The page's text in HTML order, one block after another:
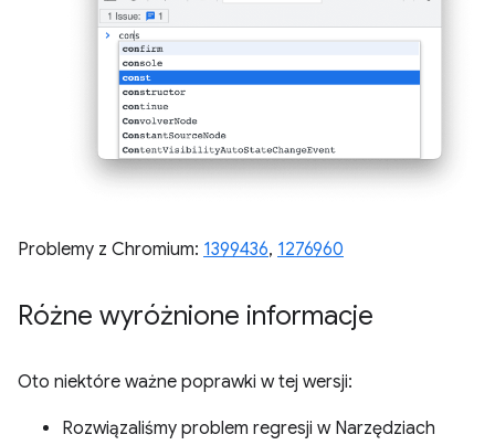
Problemy z Chromium: 1399436, 1276960
Różne wyróżnione informacje
Oto niektóre ważne poprawki w tej wersji:
Rozwiązaliśmy problem regresji w Narzędziach